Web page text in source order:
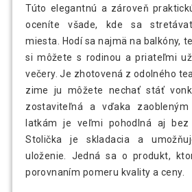
Túto elegantnú a zároveň
oceníte všade, kde sa
miesta. Hodí sa najmä na balkóny,
si môžete s rodinou a priateľmi
večery. Je zhotovená z odolného
zime ju môžete nechať stáť
zostaviteľná a vďaka
latkám je veľmi pohodlná aj bez
Stolička je skladacia a
uloženie. Jedná sa o produkt,
porovnaním pomeru kvality a ceny.